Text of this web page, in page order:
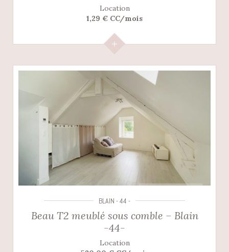
Location
1,29 € CC/mois
BLAIN - 44 -
Beau T2 meublé sous comble – Blain
-44-
Location